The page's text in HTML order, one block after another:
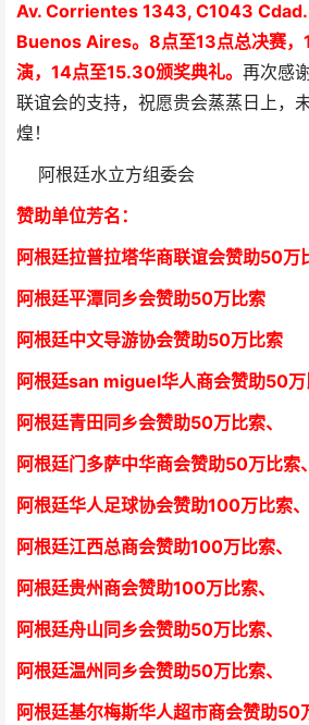
Av. Corrientes 1343, C1043
Buenos Aires。8点至13点总决赛，
演， 14点至15.30颁奖典礼。 再次感
联谊会的支持，祝愿贵会蒸蒸日上，
煌！
阿根廷水立方组委会
赞助单位芳名：
阿根廷拉普拉塔华商联谊会赞助50万
阿根廷平潭同乡会赞助50万比索
阿根廷中文导游协会赞助50万比索
阿根廷san miguel华人商会赞助50万
阿根廷青田同乡会赞助50万比索、
阿根廷门多萨中华商会赞助50万比索、
阿根廷华人足球协会赞助100万比索、
阿根廷江西总商会赞助100万比索、
阿根廷贵州商会赞助100万比索、
阿根廷舟山同乡会赞助50万比索、
阿根廷温州同乡会赞助50万比索、
阿根廷基尔梅斯华人超市商会赞助50